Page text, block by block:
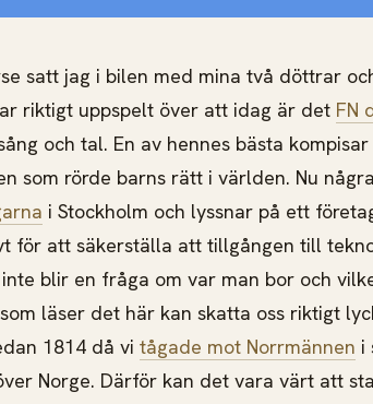
satt jag i bilen med mina två döttrar
riktigt uppspelt över att idag är det FN
och tal. En av hennes bästa
som rörde barns rätt i världen. Nu
i Stockholm och lyssnar på ett
för att säkerställa att tillgången till
blir en fråga om var man bor och
läser det här kan skatta oss riktigt
1814 då vi tågade mot Norrmännen i
Norge. Därför kan det vara värt att